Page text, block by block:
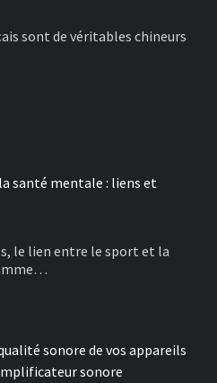
sont de véritables chineurs
santé mentale : liens et
le lien entre le sport et la
sonore de vos appareils
sonore